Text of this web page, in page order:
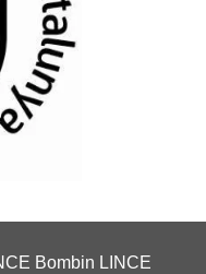
Bombin LINCE